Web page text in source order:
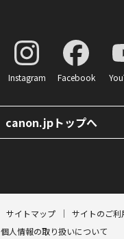
Instagram Facebook
canon.jpトップへ
サイトマップ
サイトのご利
個人情報の取り扱いについて